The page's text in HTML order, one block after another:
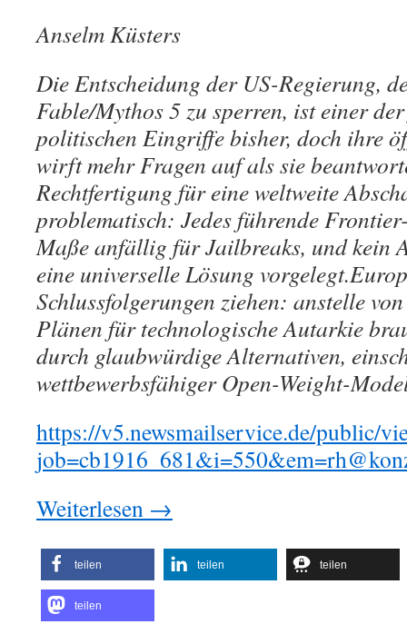
Anselm Küsters
Die Entscheidung der US-Regierung,
Fable/Mythos 5 zu sperren, ist einer
politischen Eingriffe bisher, doch ihre
wirft mehr Fragen auf als sie
Rechtfertigung für eine weltweite
problematisch: Jedes führende
Maße anfällig für Jailbreaks, und kein
eine universelle Lösung vorgelegt.
Schlussfolgerungen ziehen: anstelle
Plänen für technologische Autarkie
durch glaubwürdige Alternativen,
wettbewerbsfähiger Open-Weight-
https://v5.newsmailservice.de/public/
Weiterlesen →
teilen teilen teilen
teilen